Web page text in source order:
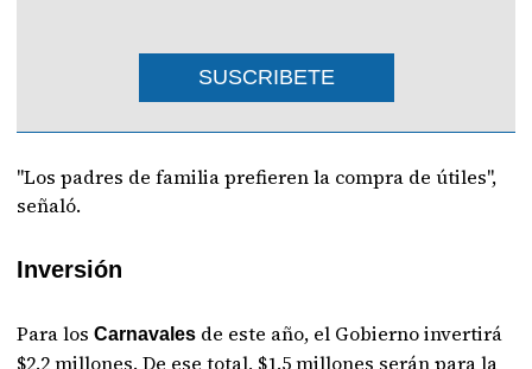
SUSCRIBETE
"Los padres de familia prefieren la compra de útiles",
señaló.
Inversión
Para los Carnavales de este año, el Gobierno invertirá
$2.2 millones. De ese total, $1.5 millones serán para la